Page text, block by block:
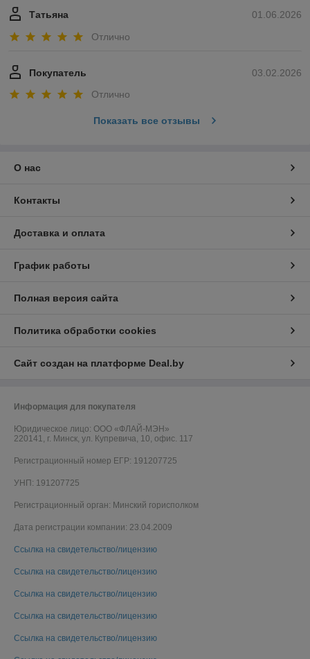
01.06.2026
Татьяна
Отлично
03.02.2026
Покупатель
Отлично
Показать все отзывы
О нас
Контакты
Доставка и оплата
График работы
Полная версия сайта
Политика обработки cookies
Сайт создан на платформе Deal.by
Информация для покупателя
Юридическое лицо: ООО «ФЛАЙ-МЭН»
220141, г. Минск, ул. Купревича, 10, офис. 117
Регистрационный номер ЕГР: 191207725
УНП: 191207725
Регистрационный орган: Минский горисполком
Дата регистрации компании: 23.04.2009
Ссылка на свидетельство/лицензию
Ссылка на свидетельство/лицензию
Ссылка на свидетельство/лицензию
Ссылка на свидетельство/лицензию
Ссылка на свидетельство/лицензию